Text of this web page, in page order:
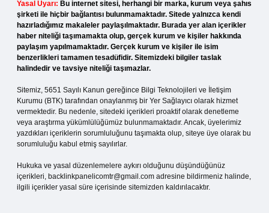
Yasal Uyarı: Bu internet sitesi, herhangi bir marka, kurum veya şahıs
şirketi ile hiçbir bağlantısı bulunmamaktadır. Sitede yalnızca kendi
hazırladığımız makaleler paylaşılmaktadır. Burada yer alan içerikler
haber niteliği taşımamakta olup, gerçek kurum ve kişiler hakkında
paylaşım yapılmamaktadır. Gerçek kurum ve kişiler ile isim
benzerlikleri tamamen tesadüfidir. Sitemizdeki bilgiler taslak
halindedir ve tavsiye niteliği taşımazlar.
Sitemiz, 5651 Sayılı Kanun gereğince Bilgi Teknolojileri ve İletişim
Kurumu (BTK) tarafından onaylanmış bir Yer Sağlayıcı olarak hizmet
vermektedir. Bu nedenle, sitedeki içerikleri proaktif olarak denetleme
veya araştırma yükümlülüğümüz bulunmamaktadır. Ancak, üyelerimiz
yazdıkları içeriklerin sorumluluğunu taşımakta olup, siteye üye olarak bu
sorumluluğu kabul etmiş sayılırlar.
Hukuka ve yasal düzenlemelere aykırı olduğunu düşündüğünüz
içerikleri, backlinkpanelicomtr@gmail.com adresine bildirmeniz halinde,
ilgili içerikler yasal süre içerisinde sitemizden kaldırılacaktır.